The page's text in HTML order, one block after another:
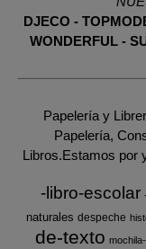
DJECO -
WONDERFUL-
Papelería y
Papelería,
Libros.Estamos por
-libro-escolar
naturales despeche
de-texto